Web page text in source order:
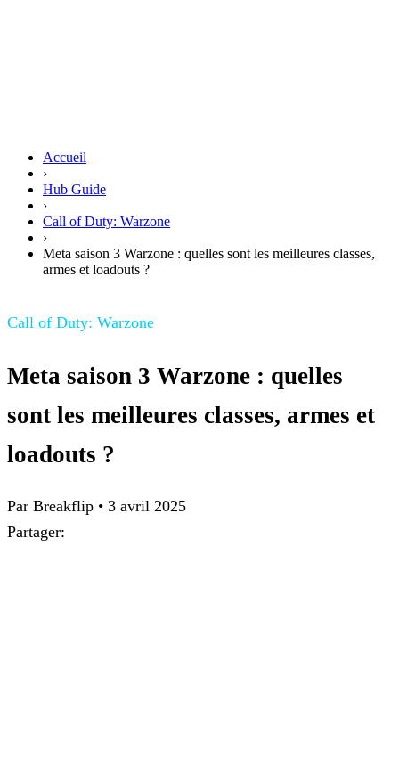
Accueil
›
Hub Guide
›
Call of Duty: Warzone
›
Meta saison 3 Warzone : quelles sont les meilleures classes,
armes et loadouts ?
Call of Duty: Warzone
Meta saison 3 Warzone : quelles
sont les meilleures classes, armes et
loadouts ?
Par Breakflip • 3 avril 2025
Partager: